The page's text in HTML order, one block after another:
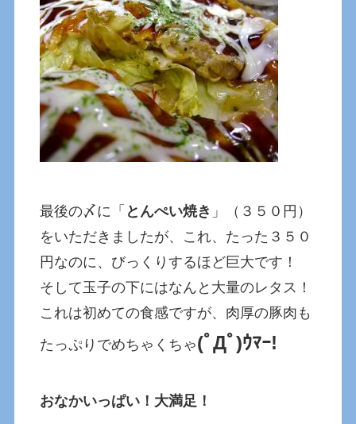
最後の〆に「 とんぺい焼き 」（３５０円）
をいただきましたが、これ、たった３５０
円なのに、びっくりするほど巨大です！
そして玉子の下にはなんと大量のレタス！
これは初めての食感ですが、肉厚の豚肉も
たっぷりでめちゃくちゃ(ﾟДﾟ)ｳﾏｰ!
おなかいっぱい！大満足！